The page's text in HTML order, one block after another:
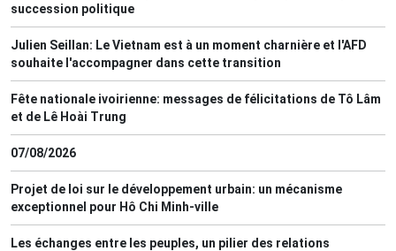
succession politique
Julien Seillan: Le Vietnam est à un moment charnière et l'AFD
souhaite l'accompagner dans cette transition
Fête nationale ivoirienne: messages de félicitations de Tô Lâm
et de Lê Hoài Trung
07/08/2026
Projet de loi sur le développement urbain: un mécanisme
exceptionnel pour Hô Chi Minh-ville
Les échanges entre les peuples, un pilier des relations